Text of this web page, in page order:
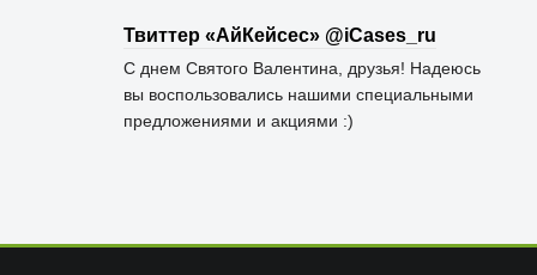
Твиттер «АйКейсес» ‏@iCases_ru
С днем Святого Валентина, друзья! Надеюсь
вы воспользовались нашими специальными
предложениями и акциями :)